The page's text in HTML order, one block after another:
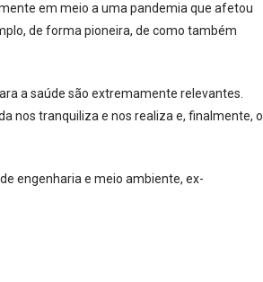
em meio a uma pandemia que afetou
de forma pioneira, de como também
a saúde são extremamente relevantes.
nos tranquiliza e nos realiza e, finalmente, o
engenharia e meio ambiente, ex-